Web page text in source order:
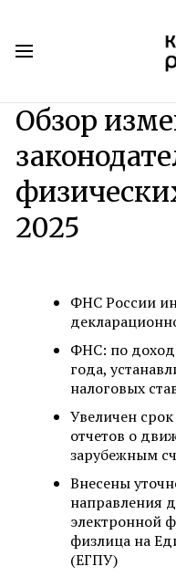
Обзор
2025
ФНС России
ФНС: по
года,
налоговых
Увеличен
отчетов о
зарубежным
Внесены
направления
электронной
физлица на
(ЕГПУ)